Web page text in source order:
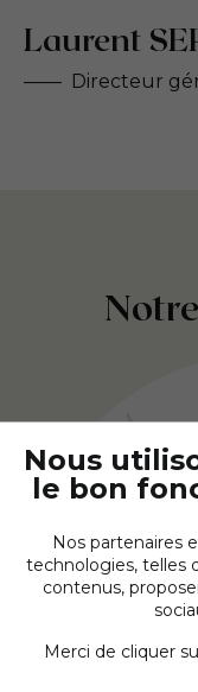
Laurent
Directeur
Nous
le bon
Nos partenaires
technologies, telles
contenus,
Merci de cliquer